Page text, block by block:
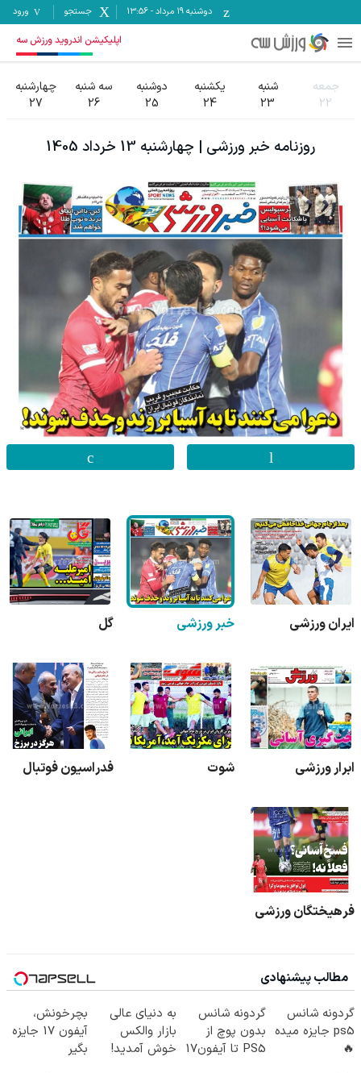
دوشنبه ۱۹ مرداد -
13:56 جستجو ورود
اپلیکیشن اندروید ورزش سه
جمعه
22
شنبه
23
یکشنبه
24
دوشنبه
25
سه شنبه
26
چهارشنبه
27
روزنامه خبر ورزشی | چهارشنبه 13 خرداد 1405
ایران ورزشی خبر ورزشی گل
ابرار ورزشی شوت فدراسیون فوتبال
فرهیختگان ورزشی
مطالب پیشنهادی
گردونه شانس
ps5 جایزه میده
🔥
گردونه شانس
بدون پوچ از
PS5 تا آیفون17
به دنیای عالی
بازار والکس
خوش آمدید!
بچرخونش،
آیفون 17 جایزه
بگیر